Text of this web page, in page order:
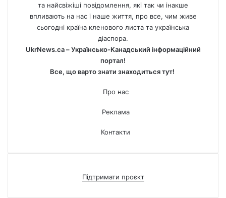
та найсвіжіші повідомлення, які так чи інакше
впливають на нас і наше життя, про все, чим живе
сьогодні країна кленового листа та українська
діаспора.
UkrNews.ca – Українсько-Канадський інформаційний
портал!
Все, що варто знати знаходиться тут!
Про нас
Реклама
Контакти
Підтримати проєкт